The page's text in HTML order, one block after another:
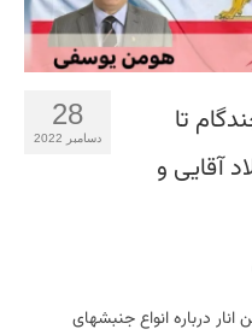
28
دسامبر 2022
تا
آقایی و
درباره انواع جنبشهای